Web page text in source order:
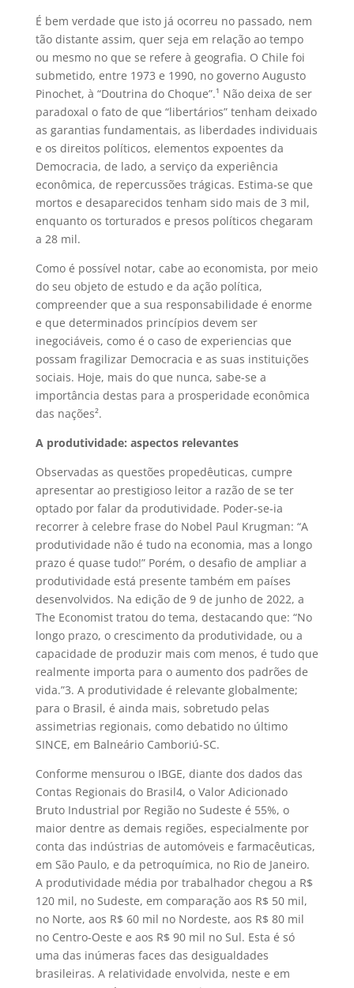
É bem verdade que isto já ocorreu no passado, nem
tão distante assim, quer seja em relação ao tempo
ou mesmo no que se refere à geografia. O Chile foi
submetido, entre 1973 e 1990, no governo Augusto
Pinochet, à “Doutrina do Choque”.¹ Não deixa de ser
paradoxal o fato de que “libertários” tenham deixado
as garantias fundamentais, as liberdades individuais
e os direitos políticos, elementos expoentes da
Democracia, de lado, a serviço da experiência
econômica, de repercussões trágicas. Estima-se que
mortos e desaparecidos tenham sido mais de 3 mil,
enquanto os torturados e presos políticos chegaram
a 28 mil.
Como é possível notar, cabe ao economista, por meio
do seu objeto de estudo e da ação política,
compreender que a sua responsabilidade é enorme
e que determinados princípios devem ser
inegociáveis, como é o caso de experiencias que
possam fragilizar Democracia e as suas instituições
sociais. Hoje, mais do que nunca, sabe-se a
importância destas para a prosperidade econômica
das nações².
A produtividade: aspectos relevantes
Observadas as questões propedêuticas, cumpre
apresentar ao prestigioso leitor a razão de se ter
optado por falar da produtividade. Poder-se-ia
recorrer à celebre frase do Nobel Paul Krugman: “A
produtividade não é tudo na economia, mas a longo
prazo é quase tudo!” Porém, o desafio de ampliar a
produtividade está presente também em países
desenvolvidos. Na edição de 9 de junho de 2022, a
The Economist tratou do tema, destacando que: “No
longo prazo, o crescimento da produtividade, ou a
capacidade de produzir mais com menos, é tudo que
realmente importa para o aumento dos padrões de
vida.”3. A produtividade é relevante globalmente;
para o Brasil, é ainda mais, sobretudo pelas
assimetrias regionais, como debatido no último
SINCE, em Balneário Camboriú-SC.
Conforme mensurou o IBGE, diante dos dados das
Contas Regionais do Brasil4, o Valor Adicionado
Bruto Industrial por Região no Sudeste é 55%, o
maior dentre as demais regiões, especialmente por
conta das indústrias de automóveis e farmacêuticas,
em São Paulo, e da petroquímica, no Rio de Janeiro.
A produtividade média por trabalhador chegou a R$
120 mil, no Sudeste, em comparação aos R$ 50 mil,
no Norte, aos R$ 60 mil no Nordeste, aos R$ 80 mil
no Centro-Oeste e aos R$ 90 mil no Sul. Esta é só
uma das inúmeras faces das desigualdades
brasileiras. A relatividade envolvida, neste e em